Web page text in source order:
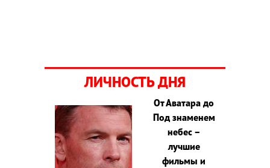
ЛИЧНОСТЬ ДНЯ
От Аватара до
Под знаменем
небес –
лучшие
фильмы и